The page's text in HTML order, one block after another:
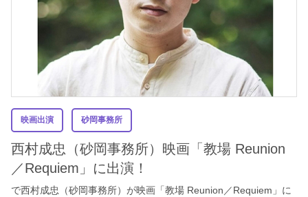
映画出演 砂岡事務所
西村成忠（砂岡事務所）映画「教場 Reunion
／Requiem」に出演！
で西村成忠（砂岡事務所）が映画「教場 Reunion／Requiem」に